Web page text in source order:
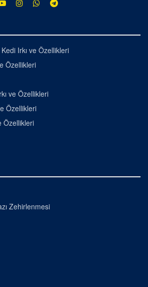
Irkı ve Özellikleri
Özellikleri
ve Özellikleri
Özellikleri
Özellikleri
Zehirlenmesi